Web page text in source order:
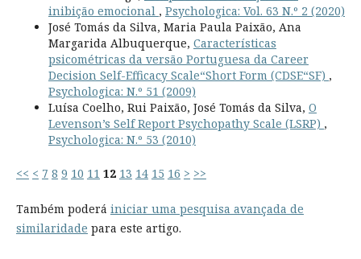
inibição emocional , Psychologica: Vol. 63 N.º 2 (2020)
José Tomás da Silva, Maria Paula Paixão, Ana
Margarida Albuquerque, Características
psicométricas da versão Portuguesa da Career
Decision Self-Efficacy Scale“Short Form (CDSE“SF) ,
Psychologica: N.º 51 (2009)
Luísa Coelho, Rui Paixão, José Tomás da Silva, O
Levenson’s Self Report Psychopathy Scale (LSRP) ,
Psychologica: N.º 53 (2010)
<< < 7 8 9 10 11 12 13 14 15 16 > >>
Também poderá iniciar uma pesquisa avançada de
similaridade para este artigo.